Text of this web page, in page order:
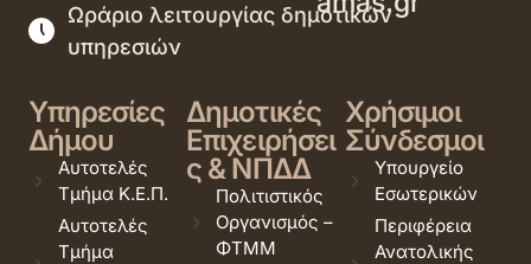
Ωράριο λειτουργίας δημοτικών
υπηρεσιών
Υπηρεσίες
Δήμου
Αυτοτελές
Τμήμα Κ.Ε.Π.
Αυτοτελές
Τμήμα
Δημοτικές
Επιχειρήσει
ς & ΝΠΔΔ
Πολιτιστικός
Οργανισμός –
ΦΤΜΜ
Χρήσιμοι
Σύνδεσμοι
Υπουργείο
Εσωτερικών
Περιφέρεια
Ανατολικής